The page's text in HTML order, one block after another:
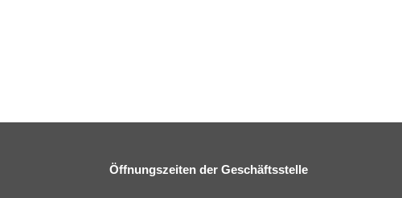
Öffnungszeiten der Geschäftsstelle